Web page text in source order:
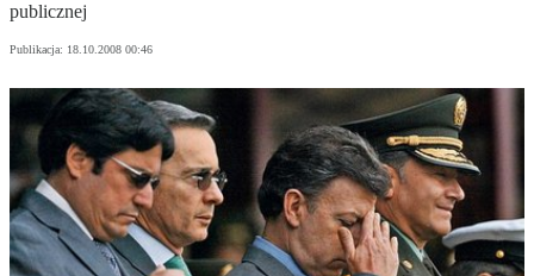
publicznej
Publikacja: 18.10.2008 00:46